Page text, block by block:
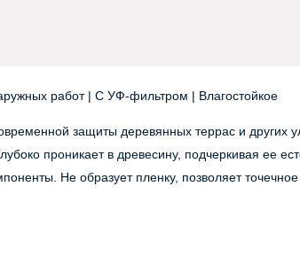
работ | С УФ-фильтром | Влагостойкое
защиты деревянных террас и других
проникает в древесину, подчеркивая ее
Не образует пленку, позволяет